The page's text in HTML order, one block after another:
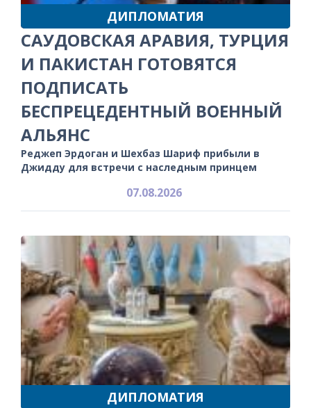
ДИПЛОМАТИЯ
САУДОВСКАЯ АРАВИЯ, ТУРЦИЯ
И ПАКИСТАН ГОТОВЯТСЯ
ПОДПИСАТЬ
БЕСПРЕЦЕДЕНТНЫЙ ВОЕННЫЙ
АЛЬЯНС
Реджеп Эрдоган и Шехбаз Шариф прибыли в
Джидду для встречи с наследным принцем
07.08.2026
ДИПЛОМАТИЯ